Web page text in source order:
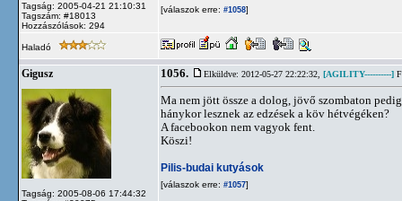
Tagság: 2005-04-21 21:10:31
Tagszám: #18013
Hozzászólások: 294
[válaszok erre: #1058]
Haladó
Gigusz
Tagság: 2005-08-06 17:44:32
1056. Elküldve: 2012-05-27 22:22:32, [AGILITY----------]
Ma nem jött össze a dolog, jövő szombaton
hánykor lesznek az edzések a köv hétvégéken?
A facebookon nem vagyok fent.
Köszi!
Pilis-budai kutyások
[válaszok erre: #1057]